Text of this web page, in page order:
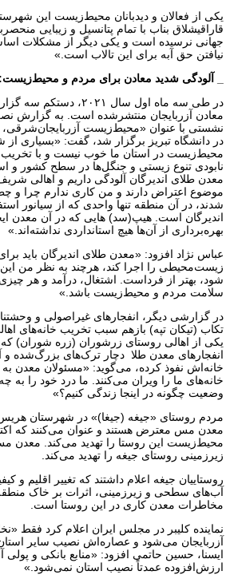
یکی از فعالان و دیدبانان محیط‌زیست این
قاراقیشلاق بناب با تمام پتانسیل و زیبایی
جهانی نرسیده است و یکی دیگر از مشکلات
نیافتن حق آبه برای این تالاب است.»
_ آلودگی شدید معادن برای مردم و محیط‌زیست:
در طی سه ماه اول سال ۲۰۲۱،
معادن آزربایجان منتشرشده است. به گزارش
نشستی با عنوان «محیط‌زیست
در دانشگاه تبریز برگزار شد، گفت: «بسیاری
محیط‌زیست در استان ما خوب نیست و با
نابودی تنوع زیستی و جنگل‌ها در سطح کشور و
معدن طلای اندیرگان آلودگی داریم و اهالی
موضوع اعتراض دارند و من کاری ندارم چرا و
شدند، در آن منطقه تنها واحدی که از سیانور
اندیرگان است. هیپ(سد) هایی که در آن معدن
بهره‌برداری از آن‌ها هیچ استانداردی نداشته‌اند.»
عباس نژاد افزود: «معدن طلای اندیرگان باید
زیست‌محیطی را اجرا کند، هرچند به نظر من
شود، بهتر از فرداست. اشتغال، درآمد و هر
سلامت مردم و محیط‌زیست باشد.»
در گزارشی دیگر، انفجارهای غیراصولی و
تکاب (تیکان تپه) بازهم سبب تخریب خانه‌های
یکی از اهالی روستای زرشوران (زره شوران) که
انفجارهای معدن طلا دچار ترک‌های بزرگ‌شده و
خانه‌اش نفوذ کرده، می‌گوید: «مسئولان معدن
خانه‌های ما را ویران می‌کنند. ما درد خود را به
وضعیت چگونه در اینجا زندگی کنیم؟»
مردم روستای «جیغه (جیغا)» در شهرستان
معدن مس معترض هستند و عنوان می‌کنند که
محیط‌زیست این روستا را تهدید می‌کند.
زیرزمینی روستای جیغه را تهدید می‌کند.
روستاییان جیغه اعلام داشتند که تغییر اقلیم و
آب‌های سطحی و زیرزمینی، اثرات بر خاک
مخاطرات معدن کاری در این روستا است.
نماینده کلیبر در مجلس ایران اعلام کرد فقط
آزربایجان می‌شود و عصاره‌اش نصیب سایر
ایسنا، حسین حاتمی افزود: «منابع بانکی و پولی
ارزش‌افزوده عمدتاً نصیب استان نمی‌شود.»